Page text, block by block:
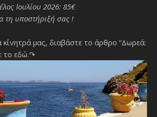
Ιουλίου 2026: 85€
τη υποστήριξή σας !
κίνητρά μας, διαβάστε το άρθρο “Δωρεά:
το εδώ.↷